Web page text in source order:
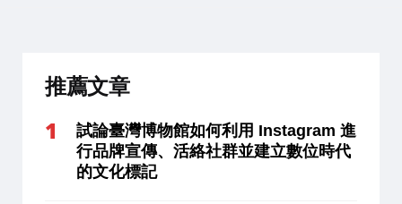
推薦文章
試論臺灣博物館如何利用 Instagram 進
行品牌宣傳、活絡社群並建立數位時代
的文化標記